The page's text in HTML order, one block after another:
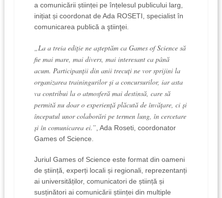
a comunicării științei pe înțelesul publicului larg,
inițiat și coordonat de Ada ROSETI, specialist în
comunicarea publică a ştiinţei.
„La a treia ediţie ne aşteptăm ca Games of Science să
fie mai mare, mai divers, mai interesant ca până
acum. Participanţii din anii trecuţi ne vor sprijini la
organizarea trainingurilor și a concursurilor, iar asta
va contribui la o atmosferă mai destinsă, care să
permită nu doar o experienţă plăcută de învăţare, ci şi
începutul unor colaborări pe termen lung, în cercetare
şi în comunicarea ei.” , Ada Roseti, coordonator
Games of Science.
Juriul Games of Science este format din oameni
de știință, experți locali și regionali, reprezentanți
ai universităților, comunicatori de știință și
susținători ai comunicării științei din multiple